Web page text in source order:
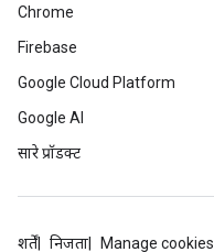
Chrome
Firebase
Google Cloud Platform
Google AI
सारे प्रॉडक्ट
शर्तें निजता Manage cookies